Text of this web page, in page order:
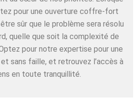
pour une ouverture coffre-fort
sûr que le problème sera résolu
quelle que soit la complexité de
pour notre expertise pour une
sans faille, et retrouvez l’accès à
en toute tranquillité.